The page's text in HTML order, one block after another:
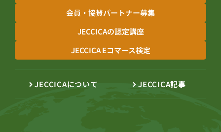
会員・協賛パートナー募集
JECCICAの認定講座
JECCICA Eコマース検定
JECCICAについて JECCICA記事